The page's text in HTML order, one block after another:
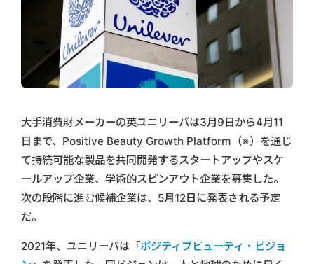
大手消費財メーカーの英ユニリーバは3月9日から4月11
日まで、Positive Beauty Growth Platform（※）を通じ
て持続可能な製品を共同開発するスタートアップやスケ
ールアップ企業、学術的スピンアウト企業を募集した。
次の段階に進む候補企業は、5月12日に発表される予定
だ。
2021年、ユニリーバは「ポジティブビューティ・ビジョ